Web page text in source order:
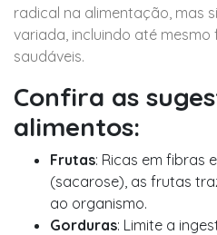
radical na alimentação, mas
variada, incluindo até
saudáveis.
Confira as
alimentos:
Frutas: Ricas em fibras
(sacarose), as frutas
ao organismo.
Gorduras: Limite a